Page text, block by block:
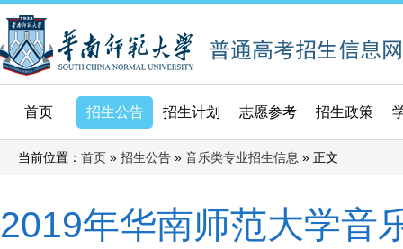
首页 招生公告 招生计划 志愿参考 招生政策
当前位置： 首页 » 招生公告 » 音乐类专业招生信息 » 正文
2019年华南师范大学音